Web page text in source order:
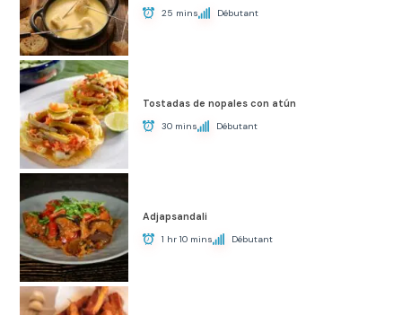
25 mins Débutant
Tostadas de nopales con atún
30 mins Débutant
Adjapsandali
1 hr 10 mins Débutant